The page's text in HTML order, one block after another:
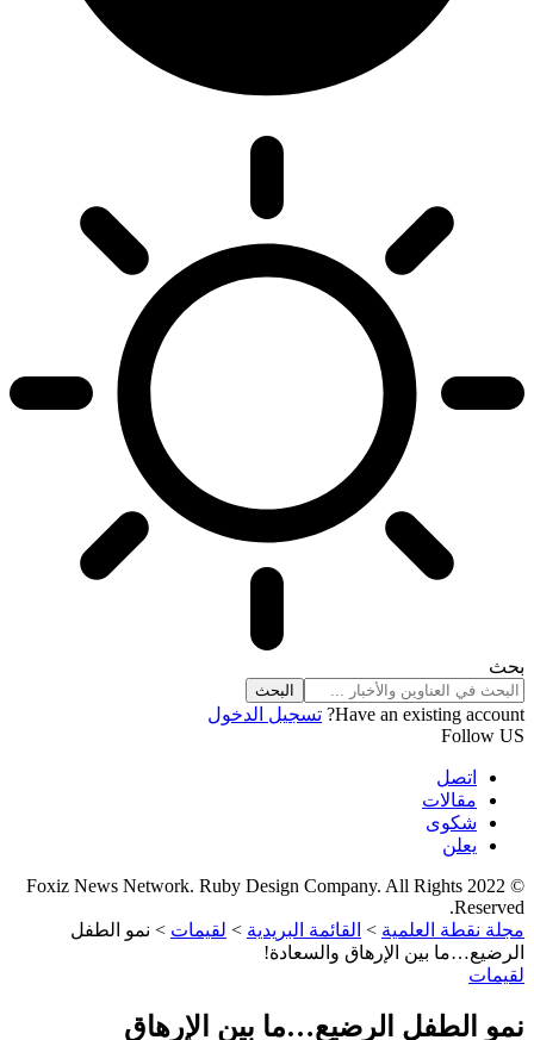
Have an existing
تسجيل الدخول
Follow
اتصل
مقالات
شكوى
يعلن
© 2022 Foxiz News Network. Ruby Design Company. All Rights
نقطة العلمية>القائمة البريدية>لقيمات>نمو الطفل
بين الإرهاق والسعادة!
الطفل الرضيع…ما بين الإرهاق